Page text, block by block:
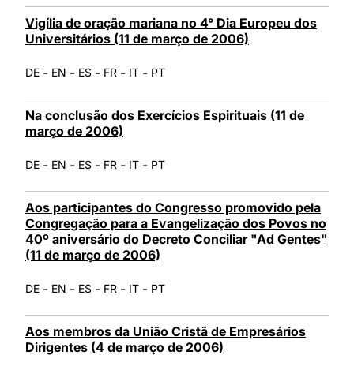
Vigília de oração mariana no 4° Dia Europeu dos
Universitários (11 de março de 2006)
DE - EN - ES - FR - IT - PT
Na conclusão dos Exercícios Espirituais (11 de
março de 2006)
DE - EN - ES - FR - IT - PT
Aos participantes do Congresso promovido pela
Congregação para a Evangelização dos Povos no
40º aniversário do Decreto Conciliar "Ad Gentes"
(11 de março de 2006)
DE - EN - ES - FR - IT - PT
Aos membros da União Cristã de Empresários
Dirigentes (4 de março de 2006)